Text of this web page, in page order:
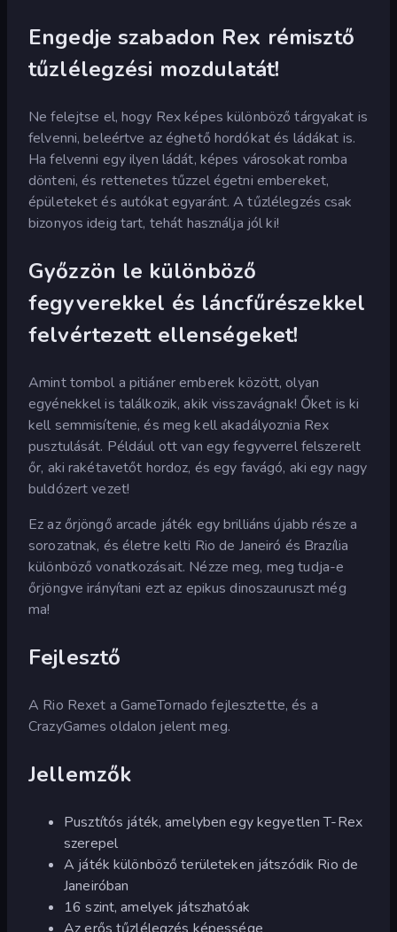
Engedje szabadon Rex rémisztő
tűzlélegzési mozdulatát!
Ne felejtse el, hogy Rex képes különböző tárgyakat is
felvenni, beleértve az éghető hordókat és ládákat is.
Ha felvenni egy ilyen ládát, képes városokat romba
dönteni, és rettenetes tűzzel égetni embereket,
épületeket és autókat egyaránt. A tűzlélegzés csak
bizonyos ideig tart, tehát használja jól ki!
Győzzön le különböző
fegyverekkel és láncfűrészekkel
felvértezett ellenségeket!
Amint tombol a pitiáner emberek között, olyan
egyénekkel is találkozik, akik visszavágnak! Őket is ki
kell semmisítenie, és meg kell akadályoznia Rex
pusztulását. Például ott van egy fegyverrel felszerelt
őr, aki rakétavetőt hordoz, és egy favágó, aki egy nagy
buldózert vezet!
Ez az őrjöngő arcade játék egy brilliáns újabb része a
sorozatnak, és életre kelti Rio de Janeiró és Brazília
különböző vonatkozásait. Nézze meg, meg tudja-e
őrjöngve irányítani ezt az epikus dinoszauruszt még
ma!
Fejlesztő
A Rio Rexet a GameTornado fejlesztette, és a
CrazyGames oldalon jelent meg.
Jellemzők
Pusztítós játék, amelyben egy kegyetlen T-Rex
szerepel
A játék különböző területeken játszódik Rio de
Janeiróban
16 szint, amelyek játszhatóak